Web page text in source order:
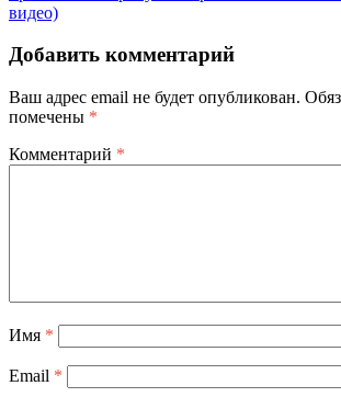
видео)
Добавить комментарий
Ваш адрес email не будет опубликован.
помечены *
Комментарий *
Имя *
Email *